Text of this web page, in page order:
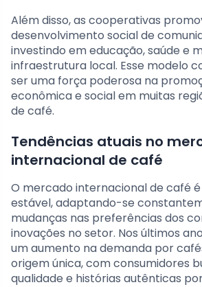
Além disso, as cooperativas
desenvolvimento social de
investindo em educação, saúde e
infraestrutura local. Esse modelo
ser uma força poderosa na
econômica e social em muitas
de café.
Tendências atuais no
internacional de café
O mercado internacional de café
estável, adaptando-se
mudanças nas preferências dos
inovações no setor. Nos últimos
um aumento na demanda por
origem única, com consumidores
qualidade e histórias autênticas